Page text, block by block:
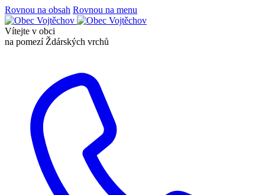
Rovnou na obsah Rovnou na menu
Vítejte v obci
na pomezí Ždárských vrchů